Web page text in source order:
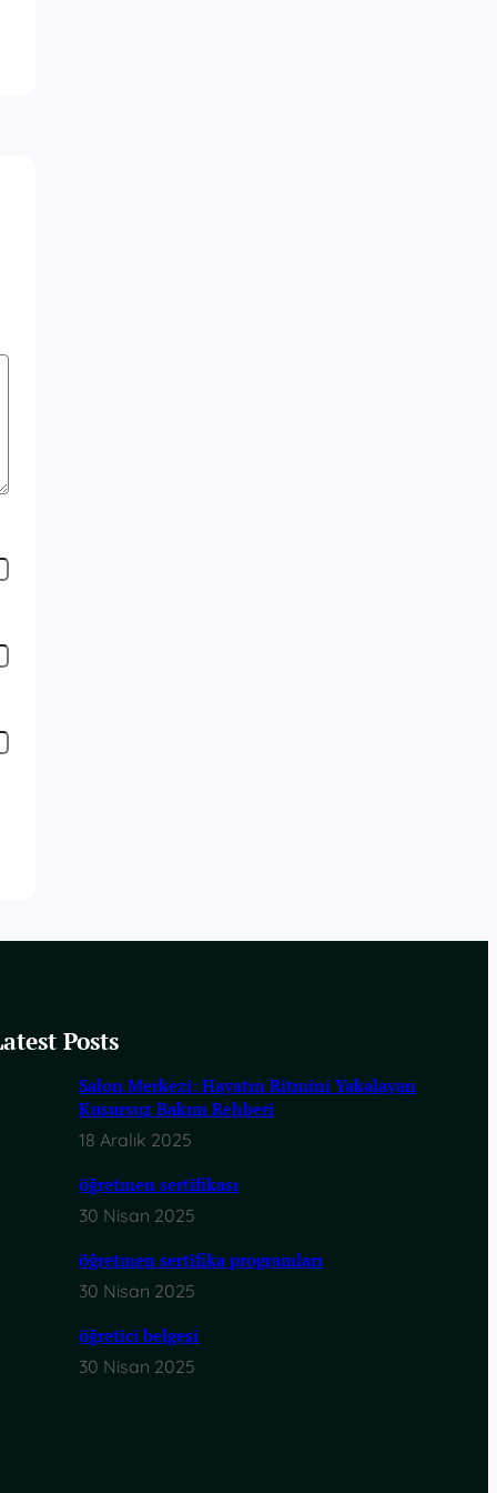
Posts
Salon Merkezi: Hayatın Ritmini Yakalayan
Kusursuz Bakım Rehberi
18 Aralık 2025
öğretmen sertifikası
30 Nisan 2025
öğretmen sertifika programları
30 Nisan 2025
öğretici belgesi
30 Nisan 2025